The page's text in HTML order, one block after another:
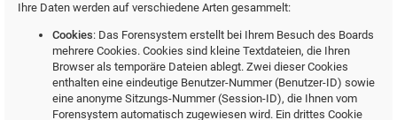
Ihre Daten werden auf verschiedene Arten gesammelt:
Cookies: Das Forensystem erstellt bei Ihrem Besuch des Boards
mehrere Cookies. Cookies sind kleine Textdateien, die Ihren
Browser als temporäre Dateien ablegt. Zwei dieser Cookies
enthalten eine eindeutige Benutzer-Nummer (Benutzer-ID) sowie
eine anonyme Sitzungs-Nummer (Session-ID), die Ihnen vom
Forensystem automatisch zugewiesen wird. Ein drittes Cookie